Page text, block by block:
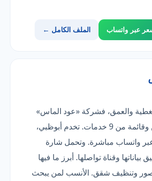
عبر واتساب الملف الكامل ←
والعمق، فشركة «عود الماس»
تغطية منطقتين وقائمة من 9 خدمات. تخدم أبوظبي،
واتساب مباشرة. وتحمل شارة
بياناتها وقناة تواصلها. أبرز ما فيها
وتنظيف شقق. الأنسب لمن يبحث